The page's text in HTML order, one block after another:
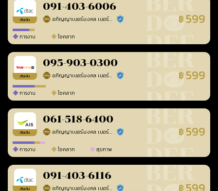
เติมเงิน
091-403-6006
อภิญญาเบอร์มงคล เบอร์สวยเลขศาสตร์ ร้านยืนยันแล้ว ฿ 599
การงาน โชคลาภ
เติมเงิน
095-903-0300
อภิญญาเบอร์มงคล เบอร์สวยเลขศาสตร์ ร้านยืนยันแล้ว ฿ 599
การงาน โชคลาภ
เติมเงิน
061-518-6400
อภิญญาเบอร์มงคล เบอร์สวยเลขศาสตร์ ร้านยืนยันแล้ว ฿ 599
การงาน โชคลาภ สุขภาพ
เติมเงิน
091-403-6116
อภิญญาเบอร์มงคล เบอร์สวยเลขศาสตร์ ร้านยืนยันแล้ว ฿